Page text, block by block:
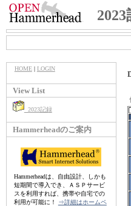
HOME| LOGIN
View List
2023記録
Hammerheadのご案内
Hammerheadは、自由設計、しかも
短期間で導入でき、ＡＳＰサービ
スを利用すれば、携帯や自宅での
利用が可能に！
⇒詳細はホームペ